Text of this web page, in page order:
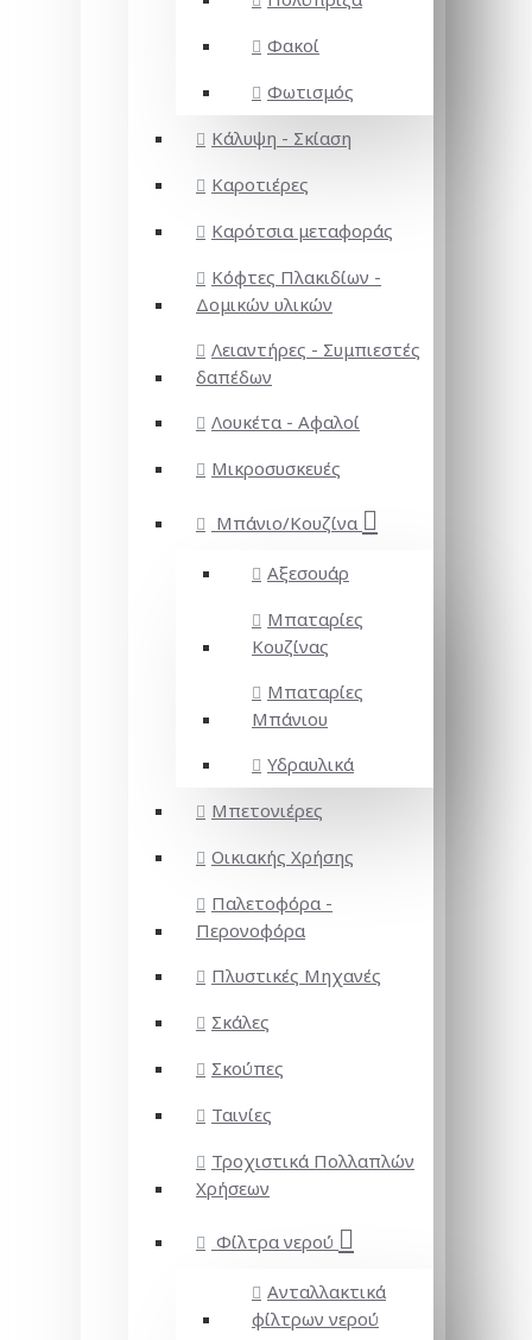
Φακοί
Φωτισμός
Κάλυψη - Σκίαση
Καροτιέρες
Καρότσια μεταφοράς
Κόφτες Πλακιδίων -
Δομικών υλικών
Λειαντήρες - Συμπιεστές
δαπέδων
Λουκέτα - Αφαλοί
Μικροσυσκευές
Μπάνιο/Κουζίνα
Αξεσουάρ
Μπαταρίες
Κουζίνας
Μπαταρίες
Μπάνιου
Υδραυλικά
Μπετονιέρες
Οικιακής Χρήσης
Παλετοφόρα -
Περονοφόρα
Πλυστικές Μηχανές
Σκάλες
Σκούπες
Ταινίες
Τροχιστικά Πολλαπλών
Χρήσεων
Φίλτρα νερού
Ανταλλακτικά
φίλτρων νερού